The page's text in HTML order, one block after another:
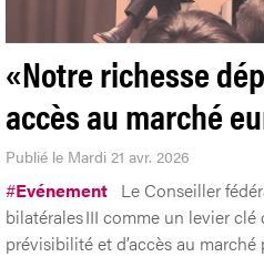
«Notre richesse
accès au marché
Publié le Mardi 21 avr. 2026
#Evénement Le Conseiller
bilatérales III comme un levier
prévisibilité et d’accès au